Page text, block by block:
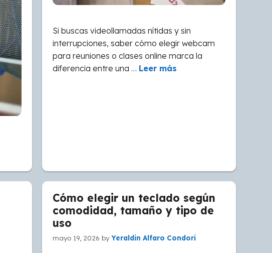
Si buscas videollamadas nítidas y sin
interrupciones, saber cómo elegir webcam
para reuniones o clases online marca la
diferencia entre una … Leer más
Cómo elegir un teclado según
comodidad, tamaño y tipo de
uso
mayo 19, 2026 byYeraldin Alfaro Condori